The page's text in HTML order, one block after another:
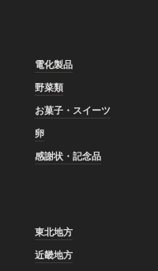
電化製品
野菜類
お菓子・スイーツ
卵
感謝状・記念品
東北地方
近畿地方